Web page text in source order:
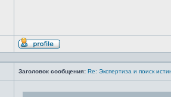
Профиль
Заголовок сообщения: Re: Экспертиза и поиск